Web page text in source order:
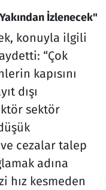
İzlenecek"
konuyla ilgili
“Çok
kapısını
dışı
sektör
cezalar talep
adına
hız kesmeden